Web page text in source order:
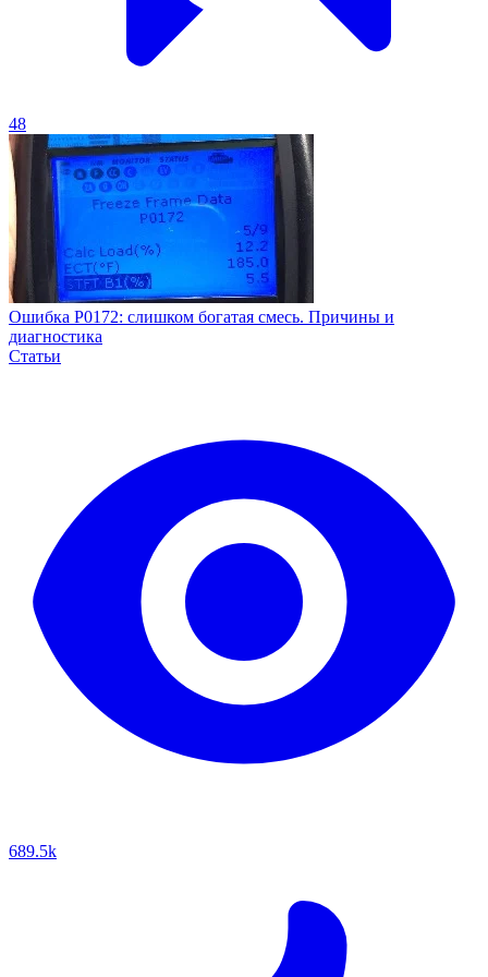
48
Ошибка P0172: слишком богатая смесь. Причины и
диагностика
Статьи
689.5k